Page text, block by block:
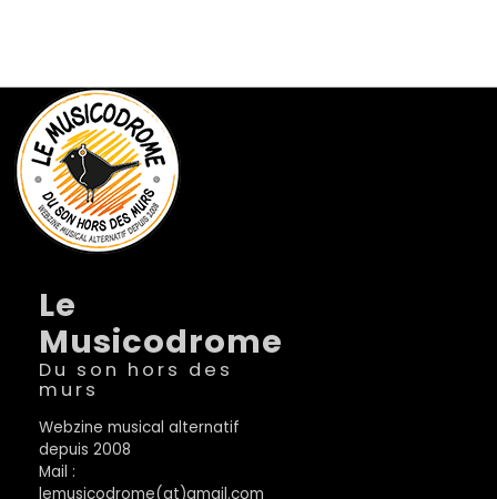
Le
Musicodrome
Du son hors des
murs
Webzine musical alternatif
depuis 2008
Mail :
lemusicodrome(at)gmail.com